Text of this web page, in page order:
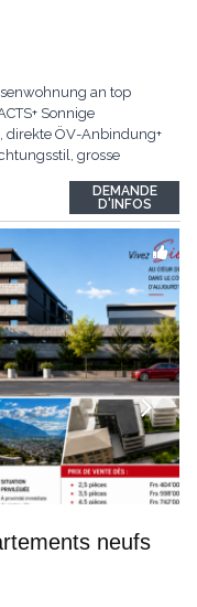
an top
Sonnige
direkte ÖV-Anbindung+
grosse
von
Wohnung wird
DEMANDE
D'INFOS
neufs